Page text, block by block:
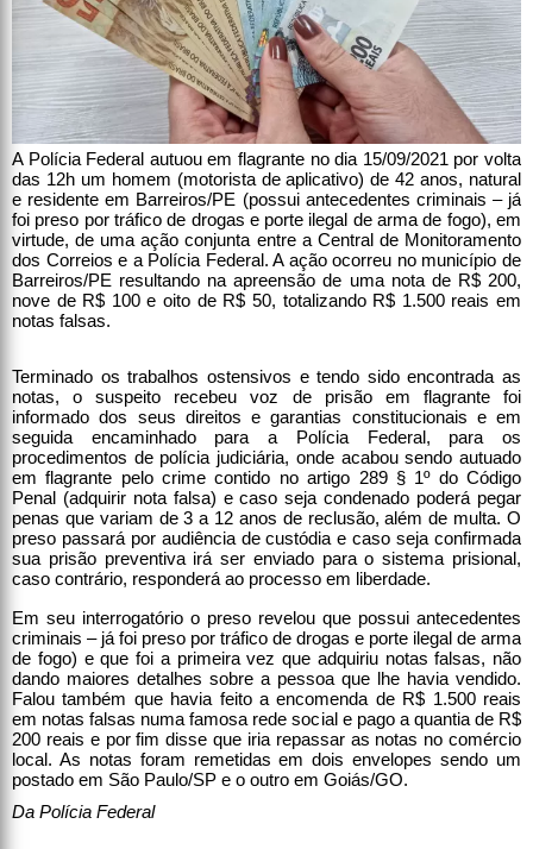
A Polícia Federal autuou em flagrante no dia 15/09/2021 por volta
das 12h um homem (motorista de aplicativo) de 42 anos, natural
e residente em Barreiros/PE (possui antecedentes criminais – já
foi preso por tráfico de drogas e porte ilegal de arma de fogo), em
virtude, de uma ação conjunta entre a Central de Monitoramento
dos Correios e a Polícia Federal. A ação ocorreu no município de
Barreiros/PE resultando na apreensão de uma nota de R$ 200,
nove de R$ 100 e oito de R$ 50, totalizando R$ 1.500 reais em
notas falsas.
Terminado os trabalhos ostensivos e tendo sido encontrada as
notas, o suspeito recebeu voz de prisão em flagrante foi
informado dos seus direitos e garantias constitucionais e em
seguida encaminhado para a Polícia Federal, para os
procedimentos de polícia judiciária, onde acabou sendo autuado
em flagrante pelo crime contido no artigo 289 § 1º do Código
Penal (adquirir nota falsa) e caso seja condenado poderá pegar
penas que variam de 3 a 12 anos de reclusão, além de multa. O
preso passará por audiência de custódia e caso seja confirmada
sua prisão preventiva irá ser enviado para o sistema prisional,
caso contrário, responderá ao processo em liberdade.
Em seu interrogatório o preso revelou que possui antecedentes
criminais – já foi preso por tráfico de drogas e porte ilegal de arma
de fogo) e que foi a primeira vez que adquiriu notas falsas, não
dando maiores detalhes sobre a pessoa que lhe havia vendido.
Falou também que havia feito a encomenda de R$ 1.500 reais
em notas falsas numa famosa rede social e pago a quantia de R$
200 reais e por fim disse que iria repassar as notas no comércio
local. As notas foram remetidas em dois envelopes sendo um
postado em São Paulo/SP e o outro em Goiás/GO.
Da Polícia Federal